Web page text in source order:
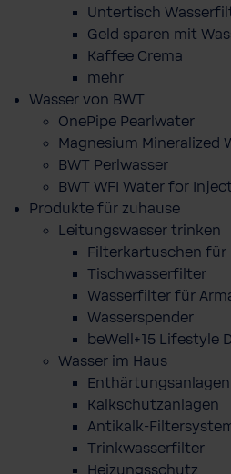
Untertisch
Geld sparen mit
Kaffee Crema
mehr
Wasser von BWT
OnePipe Pearlwater
Magnesium Mineralized
BWT Perlwasser
BWT WFI Water for
Produkte für zuhause
Leitungswasser trinken
Filterkartuschen für
Tischwasserfilter
Wasserfilter für
Wasserspender
beWell+15 Lifestyle
Wasser im Haus
Enthärtungsanlagen
Kalkschutzanlagen
Antikalk-
Trinkwasserfilter
Heizungsschutz